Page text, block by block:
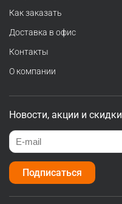
Как заказать
Доставка в офис
Контакты
О компании
Новости, акции и скидки
Подписаться